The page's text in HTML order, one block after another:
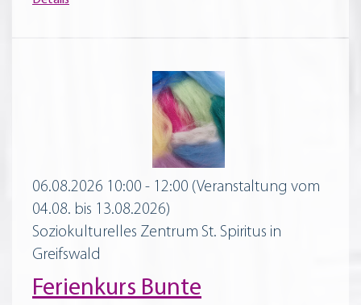
06.08.2026 10:00 - 12:00 (Veranstaltung vom
04.08. bis 13.08.2026)
Soziokulturelles Zentrum St. Spiritus in
Greifswald
Ferienkurs Bunte